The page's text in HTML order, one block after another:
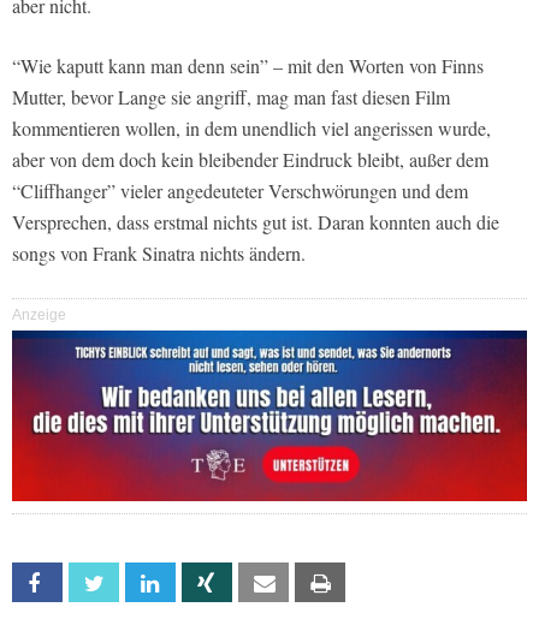
aber nicht.
“Wie kaputt kann man denn sein” – mit den Worten von Finns
Mutter, bevor Lange sie angriff, mag man fast diesen Film
kommentieren wollen, in dem unendlich viel angerissen wurde,
aber von dem doch kein bleibender Eindruck bleibt, außer dem
“Cliffhanger” vieler angedeuteter Verschwörungen und dem
Versprechen, dass erstmal nichts gut ist. Daran konnten auch die
songs von Frank Sinatra nichts ändern.
Anzeige
Facebook Twitter Linkedin Xing Email